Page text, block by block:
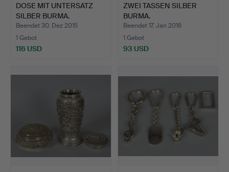
DOSE MIT UNTERSATZ
SILBER BURMA.
Beendet 30. Dez 2015
1 Gebot
116 USD
ZWEI TASSEN SILBER
BURMA.
Beendet 17. Jan 2016
1 Gebot
93 USD